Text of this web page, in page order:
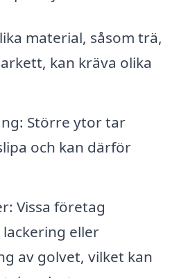
material, såsom trä,
kan kräva olika
Större ytor tar
och kan därför
Vissa företag
eller
av golvet, vilket kan